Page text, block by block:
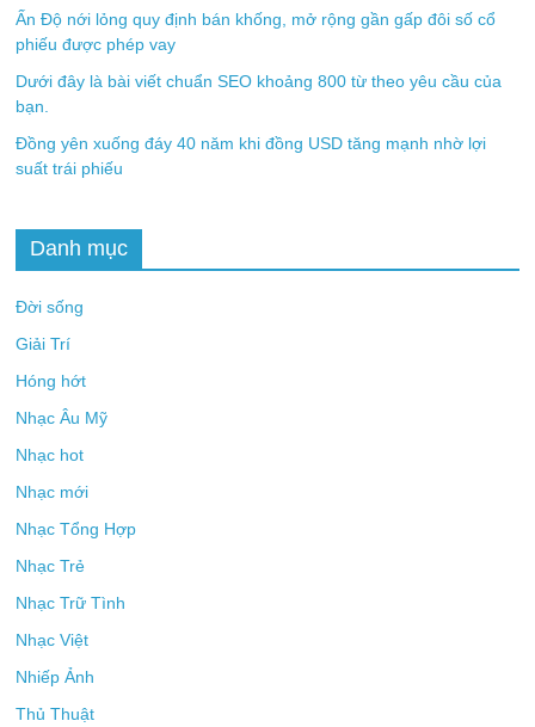
Ấn Độ nới lỏng quy định bán khống, mở rộng gần gấp đôi số cổ
phiếu được phép vay
Dưới đây là bài viết chuẩn SEO khoảng 800 từ theo yêu cầu của
bạn.
Đồng yên xuống đáy 40 năm khi đồng USD tăng mạnh nhờ lợi
suất trái phiếu
Danh mục
Đời sống
Giải Trí
Hóng hớt
Nhạc Âu Mỹ
Nhạc hot
Nhạc mới
Nhạc Tổng Hợp
Nhạc Trẻ
Nhạc Trữ Tình
Nhạc Việt
Nhiếp Ảnh
Thủ Thuật